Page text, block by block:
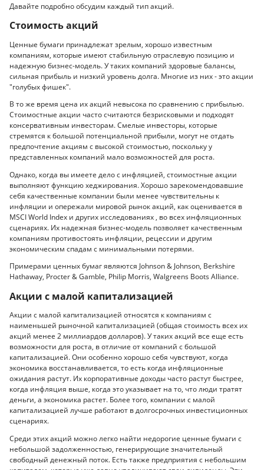
Давайте подробно обсудим каждый тип акций.
Стоимость акций
Ценные бумаги принадлежат зрелым, хорошо известным
компаниям, которые имеют стабильную отраслевую позицию и
надежную бизнес-модель. У таких компаний здоровые балансы,
сильная прибыль и низкий уровень долга. Многие из них - это акции
"голубых фишек".
В то же время цена их акций невысока по сравнению с прибылью.
Стоимостные акции часто считаются безрисковыми и подходят
консервативным инвесторам. Смелые инвесторы, которые
стремятся к большой потенциальной прибыли, могут не отдать
предпочтение акциям с высокой стоимостью, поскольку у
представленных компаний мало возможностей для роста.
Однако, когда вы имеете дело с инфляцией, стоимостные акции
выполняют функцию хеджирования. Хорошо зарекомендовавшие
себя качественные компании были менее чувствительны к
инфляции и опережали мировой рынок акций, как оценивается в
MSCI World Index и других исследованиях , во всех инфляционных
сценариях. Их надежная бизнес-модель позволяет качественным
компаниям противостоять инфляции, рецессии и другим
экономическим спадам с минимальными потерями.
Примерами ценных бумаг являются Johnson & Johnson, Berkshire
Hathaway, Procter & Gamble, Philip Morris, Walgreens Boots Alliance.
Акции с малой капитализацией
Акции с малой капитализацией относятся к компаниям с
наименьшей рыночной капитализацией (общая стоимость всех их
акций менее 2 миллиардов долларов). У таких акций все еще есть
возможности для роста, в отличие от компаний с большой
капитализацией. Они особенно хорошо себя чувствуют, когда
экономика восстанавливается, то есть когда инфляционные
ожидания растут. Их корпоративные доходы часто растут быстрее,
когда инфляция выше, когда это указывает на то, что люди тратят
деньги, а экономика растет. Более того, компании с малой
капитализацией лучше работают в долгосрочных инвестиционных
сценариях.
Среди этих акций можно легко найти недорогие ценные бумаги с
небольшой задолженностью, генерирующие значительный
свободный денежный поток. Есть также предприятия с небольшим